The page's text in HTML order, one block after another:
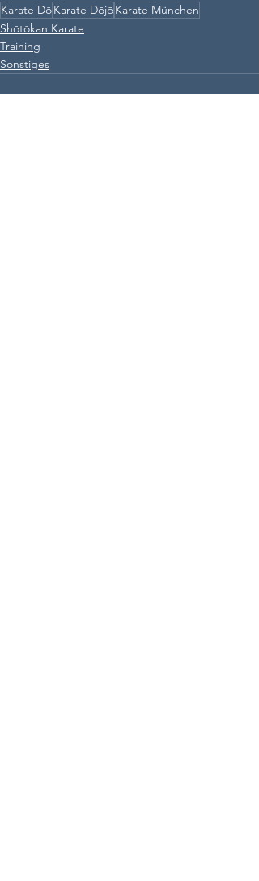
Karate DōKarate DōjōKarate München
Shōtōkan Karate
Training
Sonstiges